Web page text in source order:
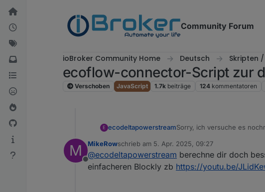
Weiter zum Inhalt
Community Forum
ioBroker Community Home Deutsch Skripten
ecoflow-connector-Script zur
Verschoben JavaScript 1.7k beiträge 124 kommentatoren
E ecodeltapowerstreamSorry, ich versuche es
M
Offline
MikeRowschrieb am 5. Apr. 2025, 09:27
zuletzt editiert von
@ecodeltapowerstream berechne dir doch
einfacheren Blockly zb https://youtu.be/